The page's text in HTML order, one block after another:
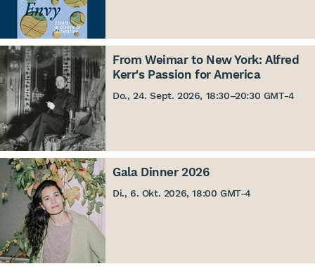
From Weimar to New York: Alfred
Kerr's Passion for America
Do., 24. Sept. 2026, 18:30–20:30 GMT-4
Gala Dinner 2026
Di., 6. Okt. 2026, 18:00 GMT-4